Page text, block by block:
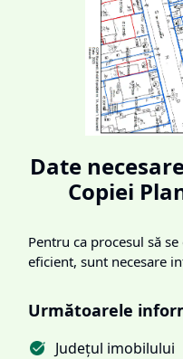
Date
Copiei
Pentru ca procesul să
eficient, sunt necesare
Următoarele
Județul imobilului